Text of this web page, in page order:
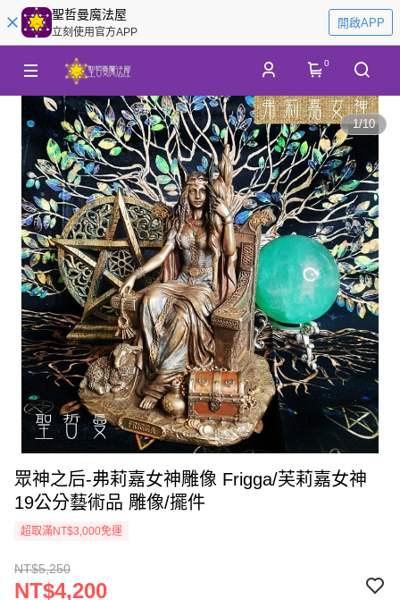
聖哲曼魔法屋
立刻使用官方APP
開啟APP
0
1/10
眾神之后-弗莉嘉女神雕像 Frigga/芙莉嘉女神
19公分藝術品 雕像/擺件
超取滿NT$3,000免運
NT$5,250
NT$4,200